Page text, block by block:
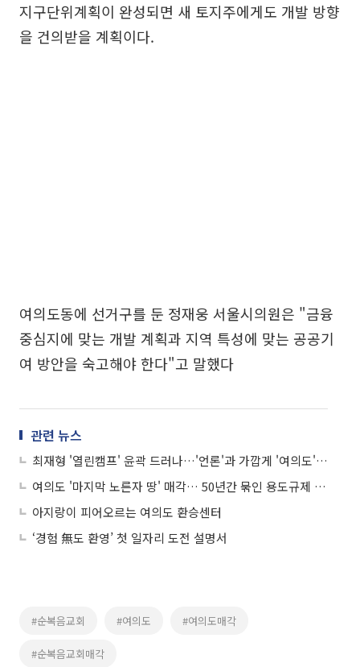
지구단위계획이 완성되면 새 토지주에게도 개발 방향
을 건의받을 계획이다.
여의도동에 선거구를 둔 정재웅 서울시의원은 "금융
중심지에 맞는 개발 계획과 지역 특성에 맞는 공공기
여 방안을 숙고해야 한다"고 말했다
관련 뉴스
최재형 '열린캠프' 윤곽 드러나…'언론'과 가깝게 '여의도' 둥지
여의도 '마지막 노른자 땅' 매각… 50년간 묶인 용도규제 풀릴까
아지랑이 피어오르는 여의도 환승센터
‘경험 無도 환영’ 첫 일자리 도전 설명서
#순복음교회 #여의도 #여의도매각
#순복음교회매각